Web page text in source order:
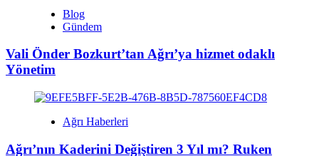
Blog
Gündem
Vali Önder Bozkurt’tan Ağrı’ya hizmet odaklı
Yönetim
Ağrı Haberleri
Ağrı’nın Kaderini Değiştiren 3 Yıl mı? Ruken